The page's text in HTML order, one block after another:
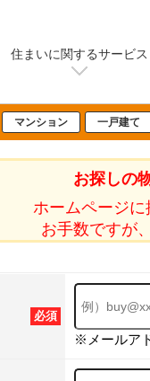
住まいに関するサービス
マンション 一戸建て
お探しの
ホームページに
お手数ですが
必須
※メールア